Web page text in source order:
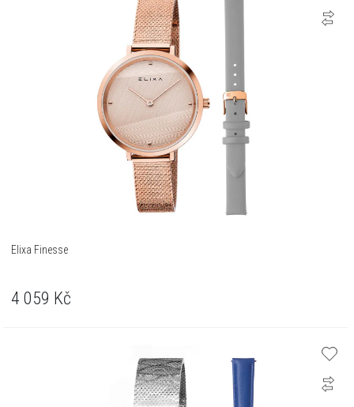
Elixa Finesse
4 059 Kč